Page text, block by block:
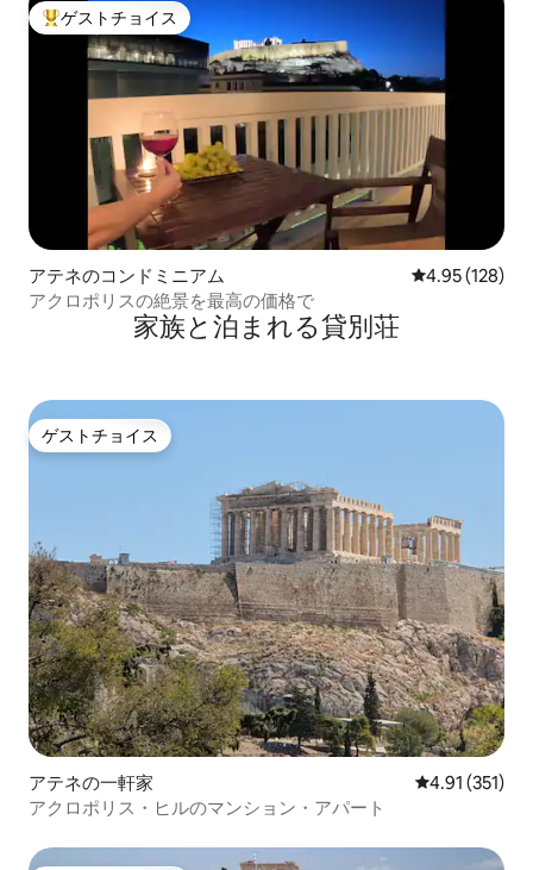
大好評のゲストチョイスです。
ゲストチョイス
アテネのコンドミニアム レビュー128
4.95 (128)
アクロポリスの絶景を最高の価格で
家族と泊まれる貸別荘
ゲストチョイス
ゲストチョイス
アテネの一軒家 レビュー351
4.91 (351)
アクロポリス・ヒルのマンション・アパート